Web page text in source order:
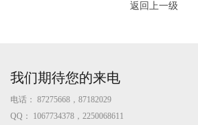
返回上一级
我们期待您的来电
电话： 87275668，87182029
QQ：
1067734378，2250068611